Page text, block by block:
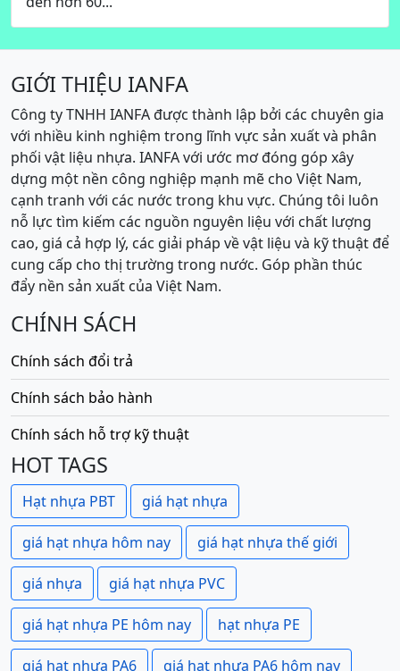
GIỚI THIỆU IANFA
Công ty TNHH IANFA được thành lập bởi các chuyên gia
với nhiều kinh nghiệm trong lĩnh vực sản xuất và phân
phối vật liệu nhựa. IANFA với ước mơ đóng góp xây
dựng một nền công nghiệp mạnh mẽ cho Việt Nam,
cạnh tranh với các nước trong khu vực. Chúng tôi luôn
nỗ lực tìm kiếm các nguồn nguyên liệu với chất lượng
cao, giá cả hợp lý, các giải pháp về vật liệu và kỹ thuật để
cung cấp cho thị trường trong nước. Góp phần thúc
đẩy nền sản xuất của Việt Nam.
CHÍNH SÁCH
Chính sách đổi trả
Chính sách bảo hành
Chính sách hỗ trợ kỹ thuật
HOT TAGS
Hạt nhựa PBT giá hạt nhựa
giá hạt nhựa hôm nay giá hạt nhựa thế giới
giá nhựa giá hạt nhựa PVC
giá hạt nhựa PE hôm nay hạt nhựa PE
giá hạt nhựa PA6 giá hạt nhựa PA6 hôm nay